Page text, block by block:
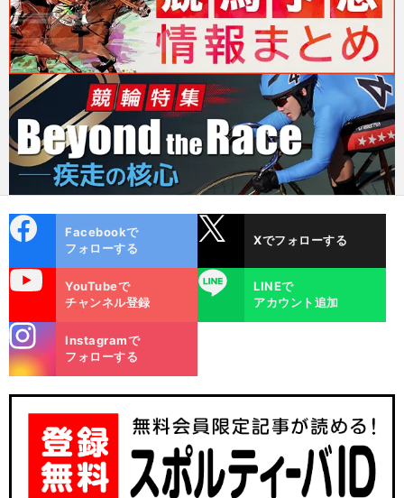
ok
Facebookで
フォローする
Xでフォローする
YouTubeで
チャンネル登録
LINE
LINEで
アカウント追加
m
Instagramで
フォローする